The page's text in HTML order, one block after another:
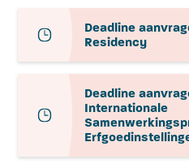
Deadline
Residency
Deadline
Internationale